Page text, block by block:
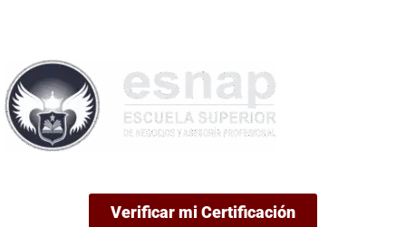
Verificar mi Certificación